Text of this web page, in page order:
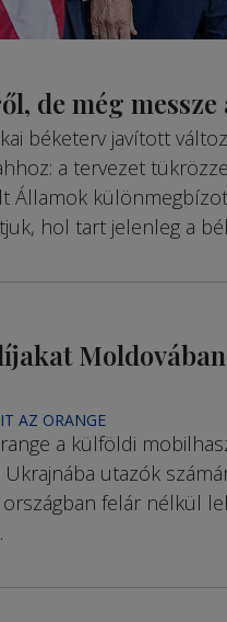
de még
béketerv javított
a tervezet
Államok
hol tart jelenleg a
Moldovában
AZ ORANGE
a külföldi
utazók
felár nélkül